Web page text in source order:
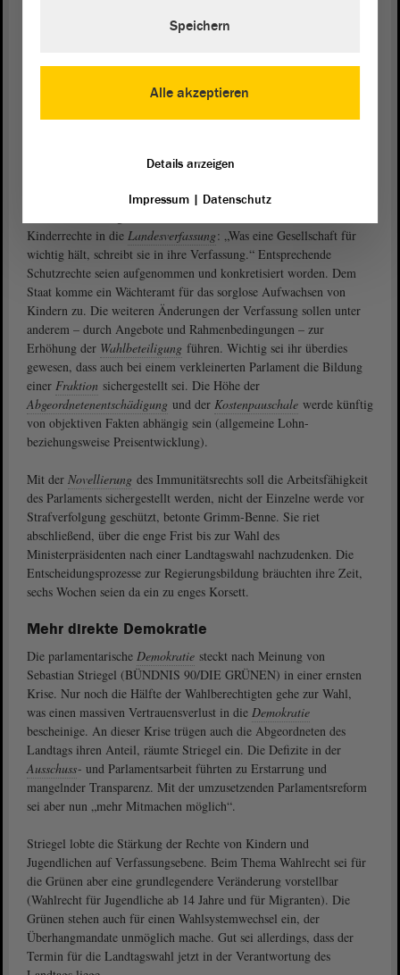
kürzlich verstorbenen früheren Landesvater Reinhard Höppner, der
Beratungen des Landtags in der damaligenLegislaturperiode
betrachtete. Die Parlamentsreform habe eine ebenso große
Bedeutung für die Zukunft des Landes, prophezeite die SPD-
Abgeordnete. Es müsse darum gehen, die Gemeinsamkeiten
Reform in den Fokus zu rücken, denn man habe über Monate
Kinderrechte in die Landesverfassung: „Was eine Gesellschaft für
wichtig hält, schreibt sie in ihre Verfassung.“ Entsprechende
Schutzrechte seien aufgenommen und konkretisiert worden. Dem
Staat komme ein Wächteramt für das sorglose Aufwachsen von
Kindern zu. Die weiteren Änderungen der Verfassung sollen unter
anderem – durch Angebote und Rahmenbedingungen – zur
Erhöhung der Wahlbeteiligung führen. Wichtig sei ihr überdies
gewesen, dass auch bei einem verkleinerten Parlament die Bildung
einer Fraktion sichergestellt sei. Die Höhe der
Abgeordnetenentschädigung und der Kostenpauschale werde künftig
von objektiven Fakten abhängig sein (allgemeine Lohn-
beziehungsweise Preisentwicklung).
Mit der Novellierung des Immunitätsrechts soll die Arbeitsfähigkeit
des Parlaments sichergestellt werden, nicht der Einzelne werde vor
Strafverfolgung geschützt, betonte Grimm-Benne. Sie riet
abschließend, über die enge Frist bis zur Wahl des
Ministerpräsidenten nach einer Landtagswahl nachzudenken. Die
Entscheidungsprozesse zur Regierungsbildung bräuchten ihre Zeit,
sechs Wochen seien da ein zu enges Korsett.
Mehr direkte Demokratie
Die parlamentarische Demokratie steckt nach Meinung von
Sebastian Striegel (BÜNDNIS 90/DIE GRÜNEN) in einer ernsten
Krise. Nur noch die Hälfte der Wahlberechtigten gehe zur Wahl,
was einen massiven Vertrauensverlust in die Demokratie
bescheinige. An dieser Krise trügen auch die Abgeordneten des
Landtags ihren Anteil, räumte Striegel ein. Die Defizite in der
Ausschuss- und Parlamentsarbeit führten zu Erstarrung und
mangelnder Transparenz. Mit der umzusetzenden Parlamentsreform
sei aber nun „mehr Mitmachen möglich“.
Striegel lobte die Stärkung der Rechte von Kindern und
Jugendlichen auf Verfassungsebene. Beim Thema Wahlrecht sei für
die Grünen aber eine grundlegendere Veränderung vorstellbar
(Wahlrecht für Jugendliche ab 14 Jahre und für Migranten). Die
Grünen stehen auch für einen Wahlsystemwechsel ein, der
Überhangmandate unmöglich mache. Gut sei allerdings, dass der
Termin für die Landtagswahl jetzt in der Verantwortung des
Alle akzeptieren
Speichern
Details anzeigen
Impressum| Datenschutz